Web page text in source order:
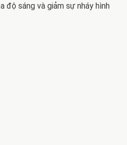
độ sáng và giảm sự nháy hình